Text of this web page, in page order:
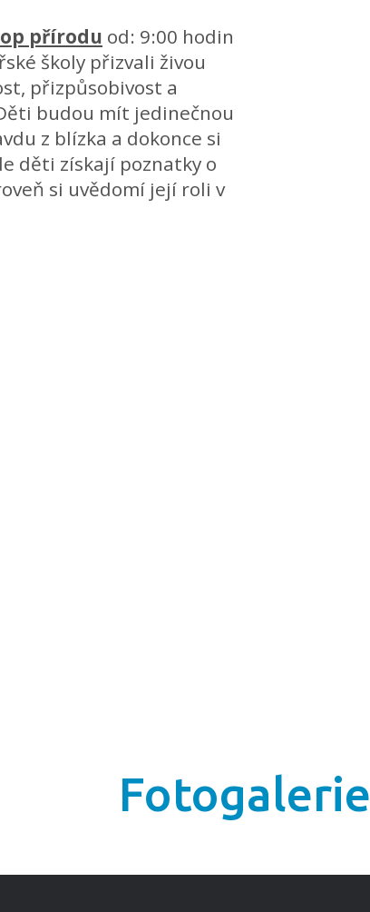
přírodu od: 9:00 hodin
školy přizvali živou
přizpůsobivost a
budou mít jedinečnou
z blízka a dokonce si
děti získají poznatky o
si uvědomí její roli v
Fotogalerie